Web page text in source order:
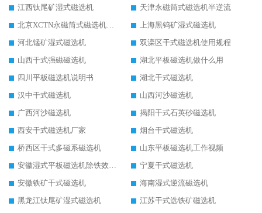
江西钛尾矿湿式磁选机
天津永磁筒式磁选机半逆流
北京XCTN永磁筒式磁选机磁块位置
上海黑钨矿湿式磁选机
河北锰矿湿式磁选机
双滦区干式磁选机使用规程
山西干式强磁磁选机
湖北平板磁选机做什么用
四川平板磁选机说明书
湖北干式磁选机
汉中干式磁选机
山西河沙磁选机
广西河沙磁选机
揭阳干式石英砂磁选机
西安干式磁选机厂家
烟台干式磁选机
桥西区干式多磁系磁选机
山东平板磁选机工作视频
安徽湿式平板磁选机除铁效果怎么样
宁夏干式磁选机
安徽铁矿干式磁选机
海南湿式逆流磁选机
黑龙江钛尾矿湿式磁选机
江苏干式选铁矿磁选机